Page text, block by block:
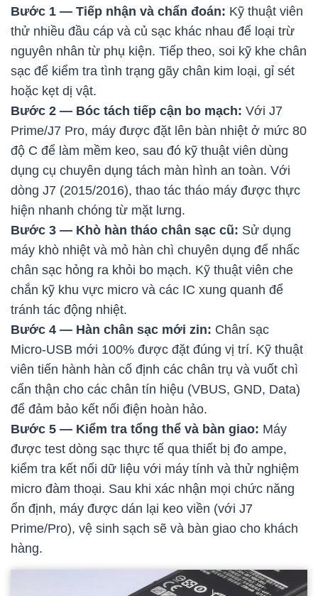
Bước 1 — Tiếp nhận và chẩn đoán: Kỹ thuật viên
thử nhiều đầu cáp và củ sạc khác nhau để loại trừ
nguyên nhân từ phụ kiện. Tiếp theo, soi kỹ khe chân
sạc để kiểm tra tình trạng gãy chân kim loại, gỉ sét
hoặc kẹt dị vật.
Bước 2 — Bóc tách tiếp cận bo mạch: Với J7
Prime/J7 Pro, máy được đặt lên bàn nhiệt ở mức 80
độ C để làm mềm keo, sau đó kỹ thuật viên dùng
dụng cụ chuyên dụng tách màn hình an toàn. Với
dòng J7 (2015/2016), thao tác tháo máy được thực
hiện nhanh chóng từ mặt lưng.
Bước 3 — Khò hàn tháo chân sạc cũ: Sử dụng
máy khò nhiệt và mỏ hàn chì chuyên dụng để nhấc
chân sạc hỏng ra khỏi bo mạch. Kỹ thuật viên che
chắn kỹ khu vực micro và các IC xung quanh để
tránh tác động nhiệt.
Bước 4 — Hàn chân sạc mới zin: Chân sạc
Micro-USB mới 100% được đặt đúng vị trí. Kỹ thuật
viên tiến hành hàn cố định các chân trụ và vuốt chì
cẩn thận cho các chân tín hiệu (VBUS, GND, Data)
để đảm bảo kết nối điện hoàn hảo.
Bước 5 — Kiểm tra tổng thể và bàn giao: Máy
được test dòng sạc thực tế qua thiết bị đo ampe,
kiểm tra kết nối dữ liệu với máy tính và thử nghiệm
micro đàm thoại. Sau khi xác nhận mọi chức năng
ổn định, máy được dán lại keo viền (với J7
Prime/Pro), vệ sinh sạch sẽ và bàn giao cho khách
hàng.